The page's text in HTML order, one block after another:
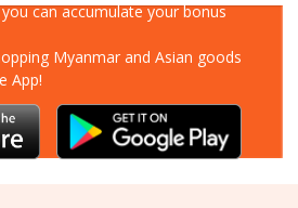
can accumulate your bonus
Myanmar and Asian goods
App!